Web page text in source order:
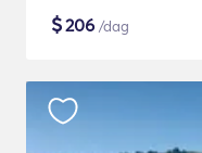
$206 /dag